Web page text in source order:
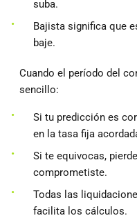
suba.
Bajista significa que
baje.
Cuando el período del
sencillo:
Si tu predicción es
en la tasa fija
Si te equivocas,
comprometiste.
Todas las
facilita los cálculos.